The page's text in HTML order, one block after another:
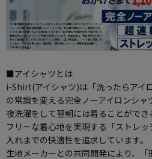
■アイシャツとは
i-Shirt(アイシャツ)は「洗ったらアイ
の常識を変える完全ノーアイロンシャ
夜洗濯をして翌朝には着ることがで
フリーな着心地を実現する「ストレ
入れまでの快適性を追求しています。
生地メーカーとの共同開発により、